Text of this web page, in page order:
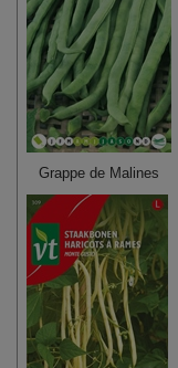
Grappe de Malines